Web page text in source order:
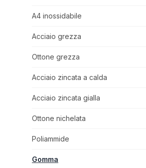
A4 inossidabile
Acciaio grezza
Ottone grezza
Acciaio zincata a calda
Acciaio zincata gialla
Ottone nichelata
Poliammide
Gomma